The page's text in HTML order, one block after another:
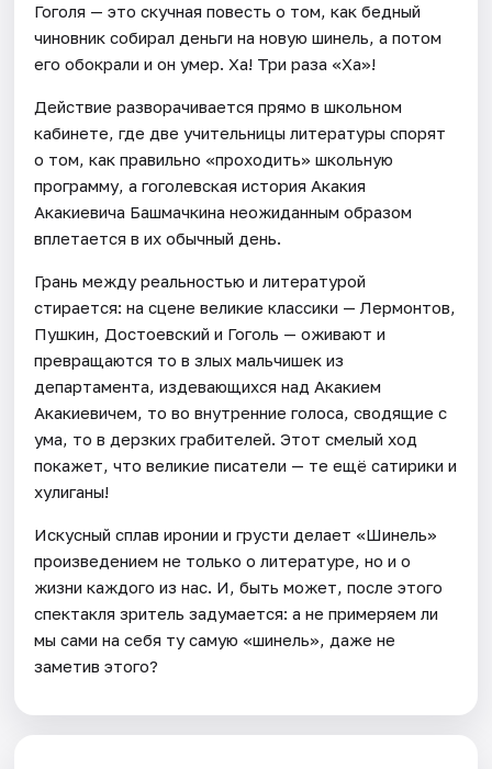
Гоголя — это скучная повесть о том, как бедный
чиновник собирал деньги на новую шинель, а потом
его обокрали и он умер. Ха! Три раза «Ха»!
Действие разворачивается прямо в школьном
кабинете, где две учительницы литературы спорят
о том, как правильно «проходить» школьную
программу, а гоголевская история Акакия
Акакиевича Башмачкина неожиданным образом
вплетается в их обычный день.
Грань между реальностью и литературой
стирается: на сцене великие классики — Лермонтов,
Пушкин, Достоевский и Гоголь — оживают и
превращаются то в злых мальчишек из
департамента, издевающихся над Акакием
Акакиевичем, то во внутренние голоса, сводящие с
ума, то в дерзких грабителей. Этот смелый ход
покажет, что великие писатели — те ещё сатирики и
хулиганы!
Искусный сплав иронии и грусти делает «Шинель»
произведением не только о литературе, но и о
жизни каждого из нас. И, быть может, после этого
спектакля зритель задумается: а не примеряем ли
мы сами на себя ту самую «шинель», даже не
заметив этого?